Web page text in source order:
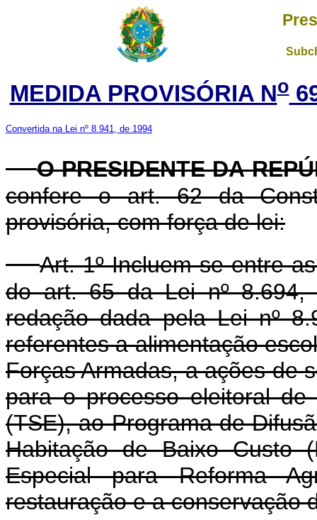
MEDIDA PROVISÓRIA No
Convertida na Lei nº 8.941, de 1994
O PRESIDENTE DA
confere o art. 62 da
provisória, com força de lei:
Art. 1º Incluem-se entre
do art. 65 da Lei nº
redação dada pela Lei nº
referentes a alimentação
Forças Armadas, a ações de
para o processo eleitoral
(TSE), ao Programa de
Habitação de Baixo Custo
Especial para Reforma
restauração e a conservação